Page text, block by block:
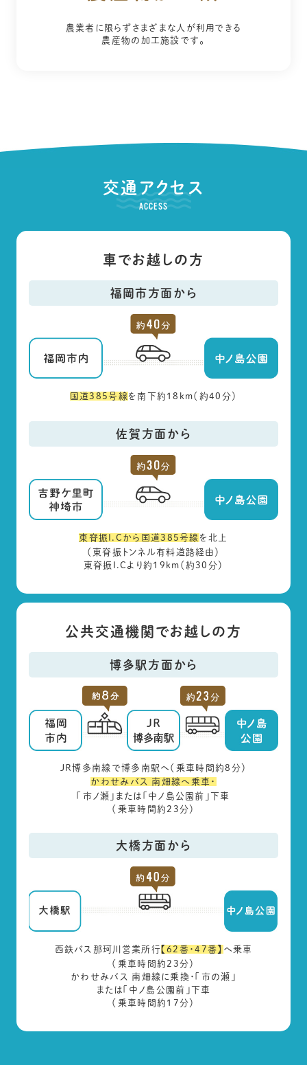
農業者に限らずさまざまな人が利用できる
農産物の加工施設です。
交通アクセス
ACCESS
車でお越しの方
福岡市方面から
国道385号線 を南下約18km（約40分）
佐賀方面から
東脊振I.Cから国道385号線 を北上
（東脊振トンネル有料道路経由）
東脊振I.Cより約19km（約30分）
公共交通機関でお越しの方
博多駅方面から
JR博多南線で博多南駅へ（乗車時間約8分）
かわせみバス 南畑線へ乗車・
「市ノ瀬」または「中ノ島公園前」下車
（乗車時間約23分）
大橋方面から
西鉄バス那珂川営業所行 【62番・47番】 へ乗車
（乗車時間約23分）
かわせみバス 南畑線に乗換・「市の瀬」
または「中ノ島公園前」下車
（乗車時間約17分）